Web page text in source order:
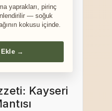
yaprakları, pirinç
— soğuk
kokusu içinde.
Ekle →
Kayseri